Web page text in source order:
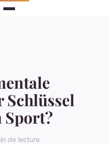
Schlüssel
Sport?
de lecture